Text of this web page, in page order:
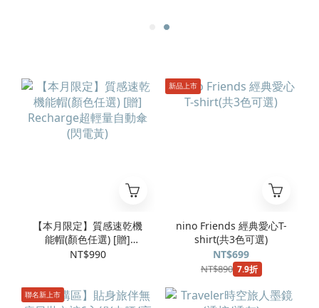
【本月限定】質感速乾機
能帽(顏色任選) [贈]
Recharge超輕量自動傘
NT$990
新品上市
nino Friends 經典愛心T-
shirt(共3色可選)
NT$699
NT$890 7.9折
聯名新上市